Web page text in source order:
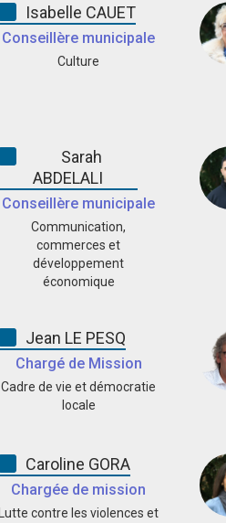
Isabelle CAUET
Conseillère municipale
Culture
Sarah
ABDELALI
Conseillère municipale
Communication,
commerces et
développement
économique
Jean LE PESQ
Chargé de Mission
Cadre de vie et démocratie
locale
Caroline GORA
Chargée de mission
Lutte contre les violences et